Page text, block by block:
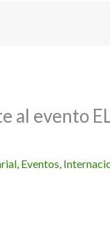
al evento
, Eventos,